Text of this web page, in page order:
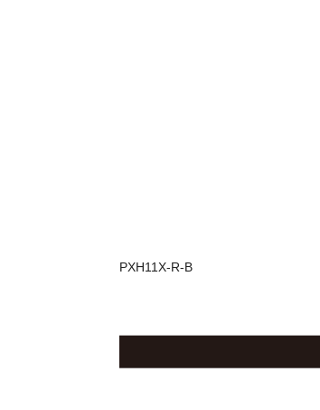
PXH11X-R-B